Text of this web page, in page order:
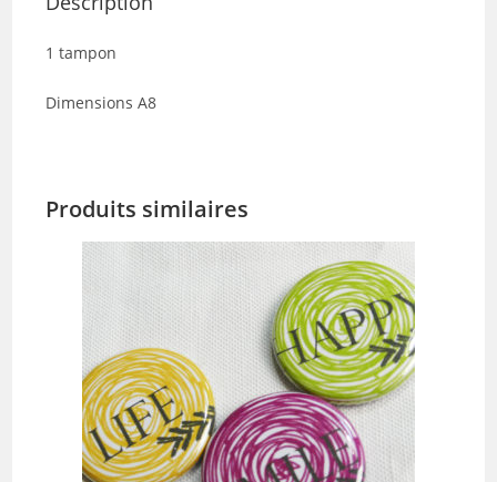
1 tampon
Dimensions A8
Produits similaires